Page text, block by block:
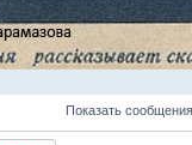
Показать